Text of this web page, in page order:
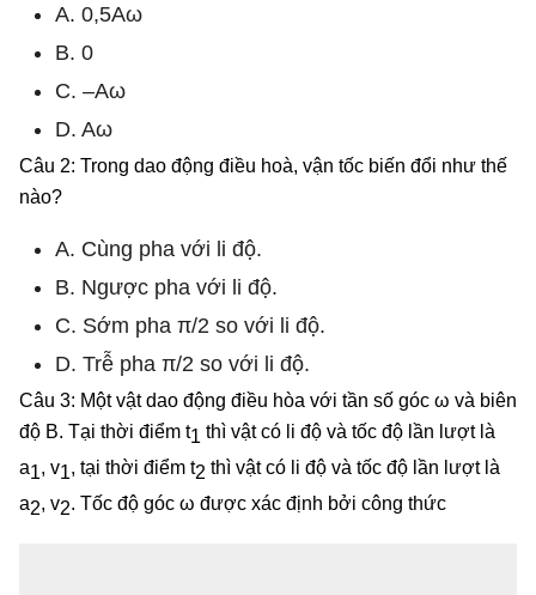
A. 0,5Aω
B. 0
C. –Aω
D. Aω
Câu 2: Trong dao động điều hoà, vận tốc biến đổi như thế
nào?
A. Cùng pha với li độ.
B. Ngược pha với li độ.
C. Sớm pha π/2 so với li độ.
D. Trễ pha π/2 so với li độ.
Câu 3: Một vật dao động điều hòa với tần số góc ω và biên
độ B. Tại thời điểm t1 thì vật có li độ và tốc độ lần lượt là
a1, v1, tại thời điểm t2 thì vật có li độ và tốc độ lần lượt là
a2, v2. Tốc độ góc ω được xác định bởi công thức